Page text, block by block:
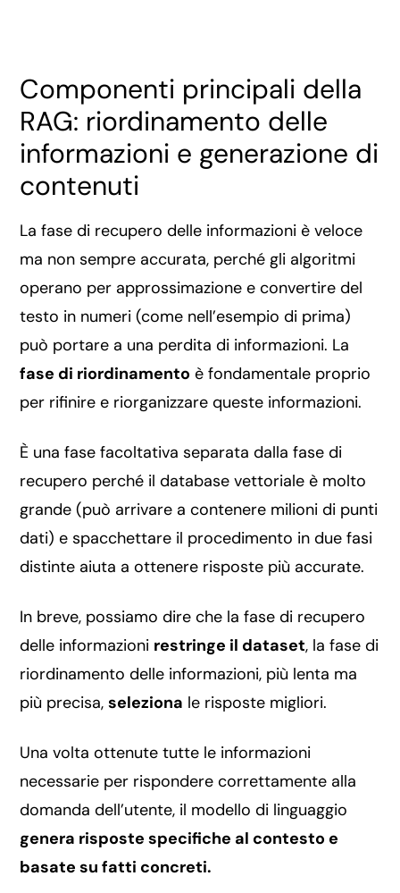
Componenti principali della
RAG: riordinamento delle
informazioni e generazione di
contenuti
La fase di recupero delle informazioni è veloce
ma non sempre accurata, perché gli algoritmi
operano per approssimazione e convertire del
testo in numeri (come nell’esempio di prima)
può portare a una perdita di informazioni. La
fase di riordinamento è fondamentale proprio
per rifinire e riorganizzare queste informazioni.
È una fase facoltativa separata dalla fase di
recupero perché il database vettoriale è molto
grande (può arrivare a contenere milioni di punti
dati) e spacchettare il procedimento in due fasi
distinte aiuta a ottenere risposte più accurate.
In breve, possiamo dire che la fase di recupero
delle informazioni restringe il dataset, la fase di
riordinamento delle informazioni, più lenta ma
più precisa,seleziona le risposte migliori.
Una volta ottenute tutte le informazioni
necessarie per rispondere correttamente alla
domanda dell’utente, il modello di linguaggio
genera risposte specifiche al contesto e
basate su fatti concreti.